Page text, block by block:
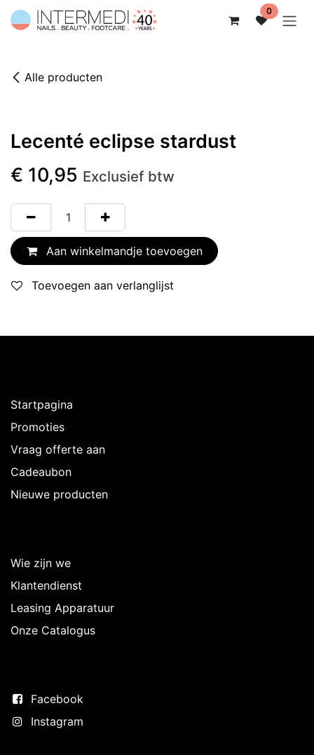
Overslaan naar inhoud 0
Alle producten
Lecenté eclipse stardust
€ 10,95 Exclusief btw
Aan winkelmandje toevoegen
Toevoegen aan verlanglijst
Startpagina
Promoties
Vraag offerte aan
Cadeaubon
Nieuwe producten
Wie zijn we
Klantendienst
Leasing Apparatuur
Onze Catalogus
Facebook
Instagram